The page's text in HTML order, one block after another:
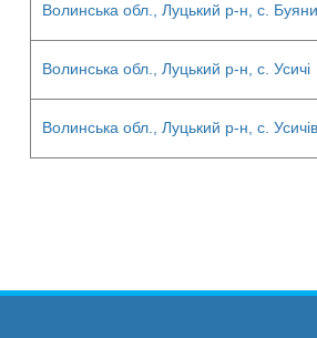
Волинська обл., Луцький р-н, с. Буяни
Волинська обл., Луцький р-н, с. Усичі
Волинська обл., Луцький р-н, с.